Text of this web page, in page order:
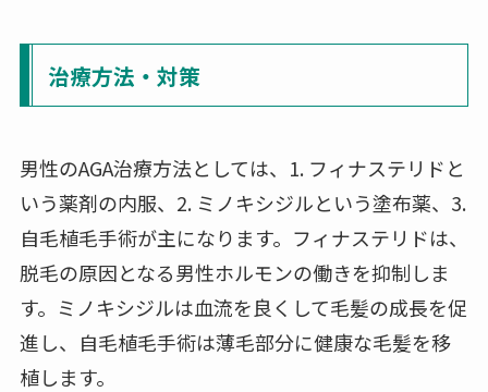
治療方法・対策
男性のAGA治療方法としては、1. フィナステリドと
いう薬剤の内服、2. ミノキシジルという塗布薬、3.
自毛植毛手術が主になります。フィナステリドは、
脱毛の原因となる男性ホルモンの働きを抑制しま
す。ミノキシジルは血流を良くして毛髪の成長を促
進し、自毛植毛手術は薄毛部分に健康な毛髪を移
植します。